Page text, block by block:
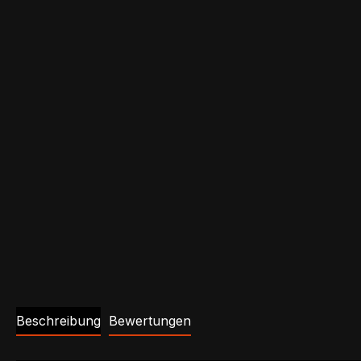
Beschreibung Bewertungen